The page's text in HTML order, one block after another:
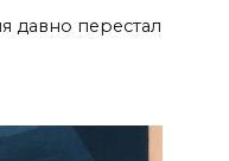
давно перестал